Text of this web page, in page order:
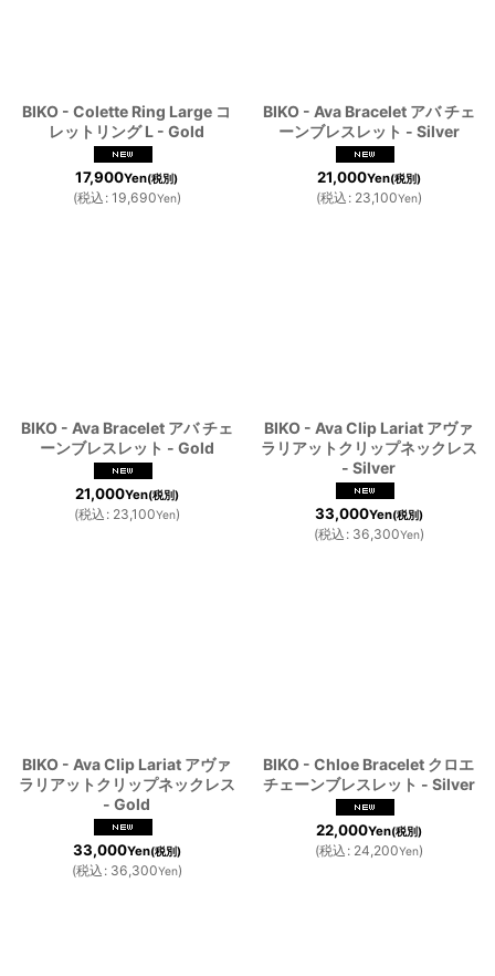
BIKO - Colette Ring Large コ
レットリング L - Gold
17,900Yen(税別)
(税込 : 19,690Yen)
BIKO - Ava Bracelet アバ チェ
ーンブレスレット - Silver
21,000Yen(税別)
(税込 : 23,100Yen)
BIKO - Ava Bracelet アバ チェ
ーンブレスレット - Gold
21,000Yen(税別)
(税込 : 23,100Yen)
BIKO - Ava Clip Lariat アヴァ
ラリアットクリップネックレス
- Silver
33,000Yen(税別)
(税込 : 36,300Yen)
BIKO - Ava Clip Lariat アヴァ
ラリアットクリップネックレス
- Gold
33,000Yen(税別)
(税込 : 36,300Yen)
BIKO - Chloe Bracelet クロエ
チェーンブレスレット - Silver
22,000Yen(税別)
(税込 : 24,200Yen)